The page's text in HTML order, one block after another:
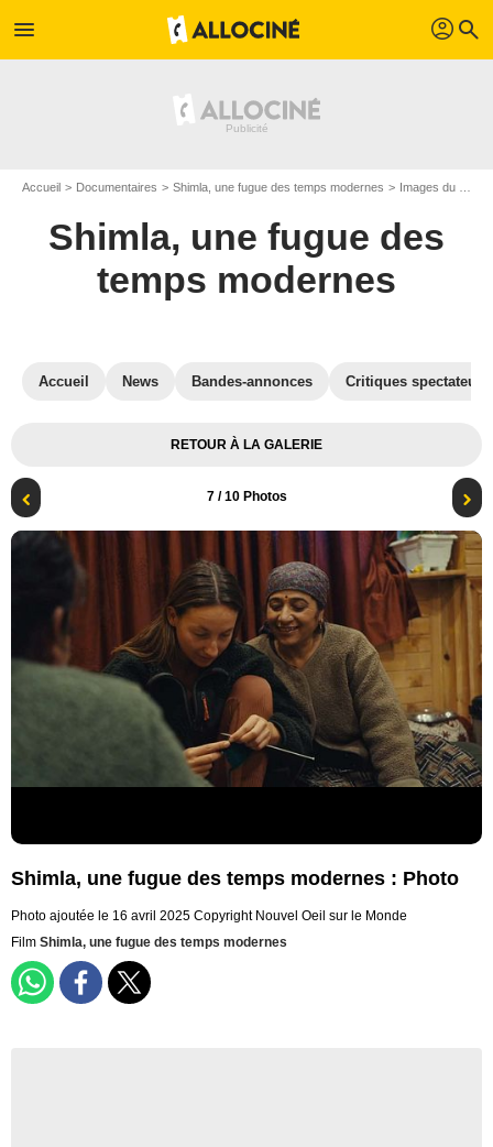
menu profil search
Accueil Documentaires Shimla, une fugue des temps modernes Images du documentaire Shimla, une fugue des temps modernes
Shimla, une fugue des
temps modernes
Accueil News Bandes-annonces Critiques spectateurs
RETOUR À LA GALERIE
7/ 10 Photos
Shimla, une fugue des temps modernes : Photo
Photo ajoutée le 16 avril 2025 Copyright Nouvel Oeil sur le Monde
Film Shimla, une fugue des temps modernes